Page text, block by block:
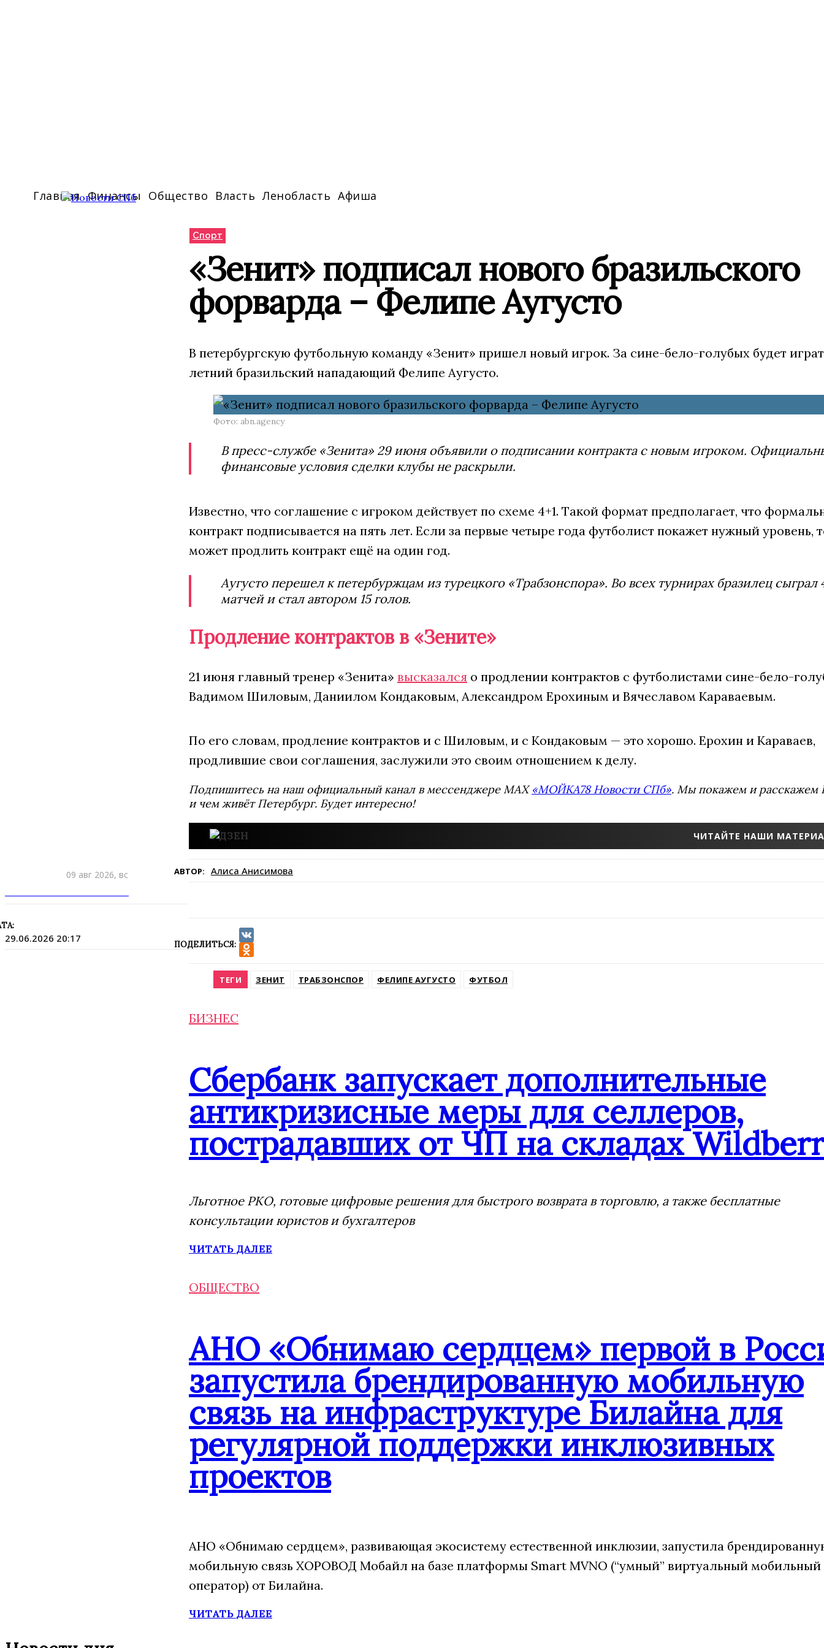
Главная Финансы Общество Власть Ленобласть Афиша
09 авг 2026, вс
29.06.2026 20:17
Спорт
«Зенит» подписал нового бразильского
форварда – Фелипе Аугусто
В петербургскую футбольную команду «Зенит» пришел новый игрок. За сине-бело-голубых будет
летний бразильский нападающий Фелипе Аугусто.
Фото: abn.agency
В пресс-службе «Зенита» 29 июня объявили о подписании контракта с новым игроком.
финансовые условия сделки клубы не раскрыли.
Известно, что соглашение с игроком действует по схеме 4+1. Такой формат предполагает, что
контракт подписывается на пять лет. Если за первые четыре года футболист покажет нужный уровень,
может продлить контракт ещё на один год.
Аугусто перешел к петербуржцам из турецкого «Трабзонспора». Во всех турнирах бразилец сыграл
матчей и стал автором 15 голов.
Продление контрактов в «Зените»
21 июня главный тренер «Зенита» высказался о продлении контрактов с футболистами сине-бело-
Вадимом Шиловым, Даниилом Кондакoвым, Александром Ерохиным и Вячеславом Караваевым.
По его словам, продление контрактов и с Шиловым, и с Кондакoвым — это хорошо. Ерохин и Караваев,
продлившие свои соглашения, заслужили это своим отношением к делу.
Подпишитесь на наш официальный канал в мессенджере MAX«МОЙКА78 Новости СПб». Мы покажем и расскажем
и чем живёт Петербург. Будет интересно!
ЧИТАЙТЕ НАШИ
АВТОР: Алиса Анисимова
ПОДЕЛИТЬСЯ:
VK
ТЕГИ ЗЕНИТ ТРАБЗОНСПОР ФЕЛИПЕ АУГУСТО ФУТБОЛ
БИЗНЕС
Сбербанк запускает дополнительные
антикризисные меры для селлеров,
пострадавших от ЧП на складах
Льготное РКО, готовые цифровые решения для быстрого возврата в торговлю, а также бесплатные
консультации юристов и бухгалтеров
ЧИТАТЬ ДАЛЕЕ
ОБЩЕСТВО
АНО «Обнимаю сердцем» первой в
запустила брендированную мобильную
связь на инфраструктуре Билайна для
регулярной поддержки инклюзивных
проектов
АНО «Обнимаю сердцем», развивающая экосистему естественной инклюзии, запустила
мобильную связь ХОРОВОД Мобайл на базе платформы Smart MVNO (“умный” виртуальный мобильный
оператор) от Билайна.
ЧИТАТЬ ДАЛЕЕ